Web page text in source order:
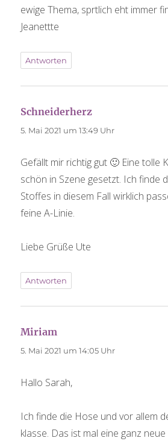
ewige Thema, sprtlich eht immer
Jeanettte
Antworten
Schneiderherz
5. Mai 2021 um 13:49 Uhr
Gefällt mir richtig gut 🙂 Eine tolle
schön in Szene gesetzt. Ich finde
Stoffes in diesem Fall wirklich
feine A-Linie.
Liebe Grüße Ute
Antworten
Miriam
5. Mai 2021 um 14:05 Uhr
Hallo Sarah,
Ich finde die Hose und vor allem
klasse. Das ist mal eine ganz